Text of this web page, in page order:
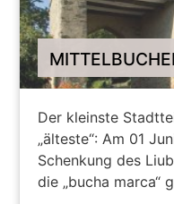
Der kleinste
„älteste“: Am 01
Schenkung des
die „bucha marca“